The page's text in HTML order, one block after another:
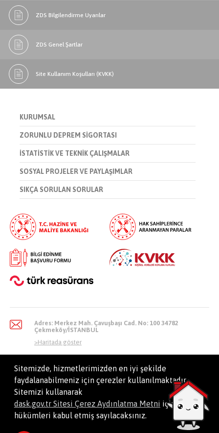
ZDS Bilgilendirme Uyarılar
ZDS Genel Şartlar
Site Kullanım Koşulları (KVKK)
KURUMSAL
ZORUNLU DEPREM SİGORTASI
İSTATİSTİK VE TEKNİK ÇALIŞMALAR
SOSYAL PROJELER VE PAYLAŞIMLAR
SIKÇA SORULAN SORULAR
Adres: Merkez Mah. Çavuşbaşı Cad. No: 100 34782
Çekmeköy/İSTANBUL
>Haritada göster
info@dask.gov.tr
Sitemizde, hizmetlerimizden en iyi şekilde
faydalanabilmeniz için çerezler kullanılmaktadır.
Sitemizi kullanarak
dask.gov.tr Sitesi Çerez Aydınlatma Metni içindeki
hükümleri kabul etmiş sayılacaksınız.